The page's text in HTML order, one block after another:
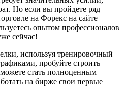
Но если вы пройдете ряд
на Форекс на сайте
опытом профессионалов
сейчас!
используя тренировочный
пробуйте строить
стать полноценным
на бирже свои первые